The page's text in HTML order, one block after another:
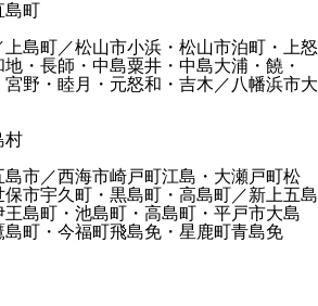
島町
島町／松山市小浜・松山市泊町・上怒
・長師・中島粟井・中島大浦・饒・
野・睦月・元怒和・吉木／八幡浜市大
村
市／西海市崎戸町江島・大瀬戸町松
市宇久町・黒島町・高島町／新上五島
島町・池島町・高島町・平戸市大島
町・今福町飛島免・星鹿町青島免